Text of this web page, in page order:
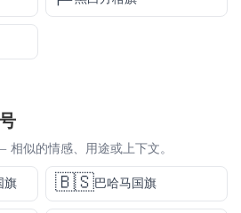
似的情感、用途或上下文。
旗 🇧🇸巴哈马国旗